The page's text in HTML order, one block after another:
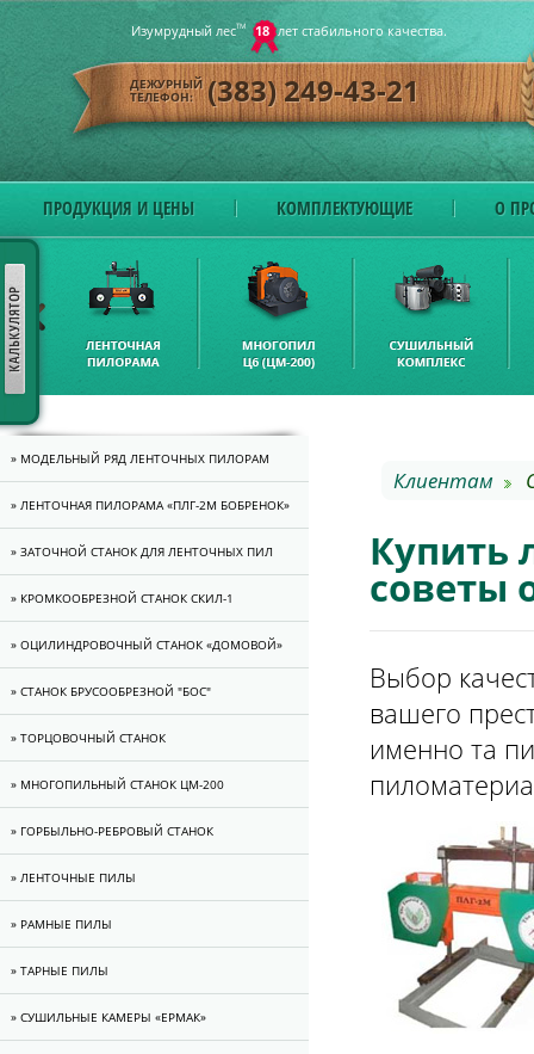
Изумрудный лесТМ 18 лет стабильного качества.
ДЕЖУРНЫЙ
ТЕЛЕФОН: (383) 249-43-21
ПРОДУКЦИЯ И ЦЕНЫ КОМПЛЕКТУЮЩИЕ О
» МОДЕЛЬНЫЙ РЯД ЛЕНТОЧНЫХ ПИЛОРАМ
» ЛЕНТОЧНАЯ ПИЛОРАМА «ПЛГ-2M БОБРЕНОК»
» ЗАТОЧНОЙ СТАНОК ДЛЯ ЛЕНТОЧНЫХ ПИЛ
» КРОМКООБРЕЗНОЙ СТАНОК СКИЛ-1
» ОЦИЛИНДРОВОЧНЫЙ СТАНОК «ДОМОВОЙ»
» СТАНОК БРУСООБРЕЗНОЙ "БОС"
» ТОРЦОВОЧНЫЙ СТАНОК
» МНОГОПИЛЬНЫЙ СТАНОК ЦМ-200
» ГОРБЫЛЬНО-РЕБРОВЫЙ СТАНОК
» ЛЕНТОЧНЫЕ ПИЛЫ
» РАМНЫЕ ПИЛЫ
» ТАРНЫЕ ПИЛЫ
» CУШИЛЬНЫЕ КАМЕРЫ «ЕРМАК»
Клиентам
Купить
советы
Выбор
вашего
именно та